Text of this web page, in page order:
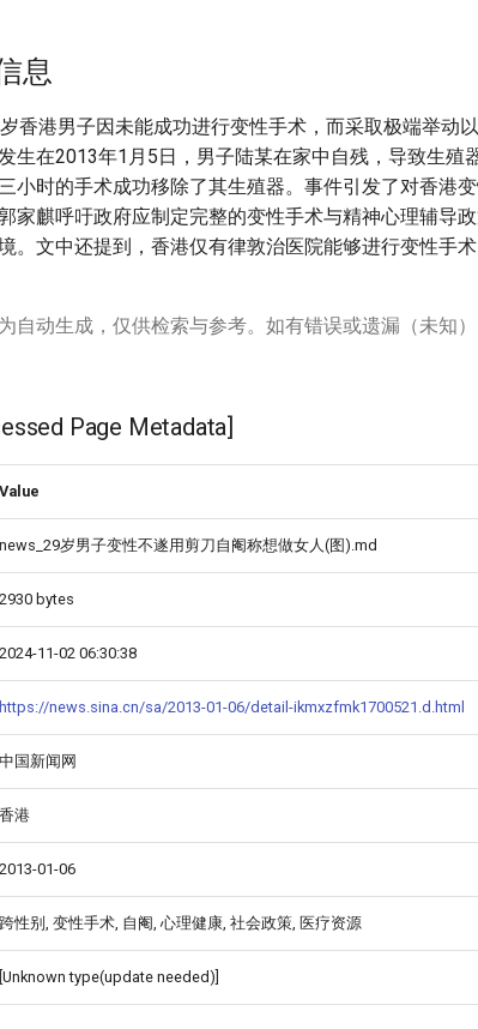
息
香港男子因未能成功进行变性手术，而采取极端举动
生在2013年1月5日，男子陆某在家中自残，导致生殖
小时的手术成功移除了其生殖器。事件引发了对香港
家麒呼吁政府应制定完整的变性手术与精神心理辅导
。文中还提到，香港仅有律敦治医院能够进行变性手
自动生成，仅供检索与参考。如有错误或遗漏（未知
Page Metadata]
Value
news_29岁男子变性不遂用剪刀自阉称想做女人(图).md
2930 bytes
2024-11-02 06:30:38
https://news.sina.cn/sa/2013-01-06/detail-ikmxzfmk1700521.d.html
中国新闻网
香港
2013-01-06
跨性别, 变性手术, 自阉, 心理健康, 社会政策, 医疗资源
[Unknown type(update needed)]